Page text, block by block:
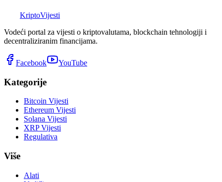
KriptoVijesti
Vodeći portal za vijesti o kriptovalutama, blockchain tehnologiji i
decentraliziranim financijama.
Facebook YouTube
Kategorije
Bitcoin Vijesti
Ethereum Vijesti
Solana Vijesti
XRP Vijesti
Regulativa
Više
Alati